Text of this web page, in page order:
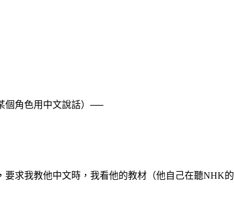
個角色用中文說話）──
求我教他中文時，我看他的教材（他自己在聽NHK